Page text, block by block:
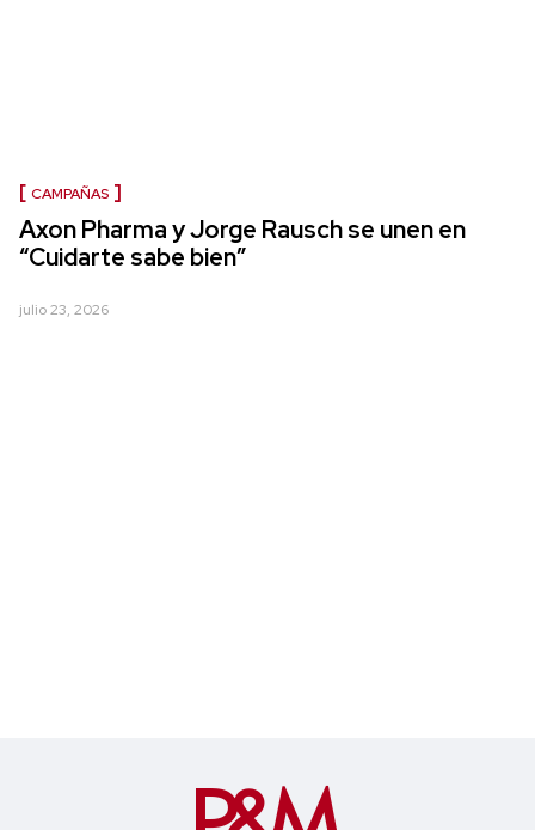
CAMPAÑAS
Axon Pharma y Jorge Rausch se unen en
“Cuidarte sabe bien”
julio 23, 2026